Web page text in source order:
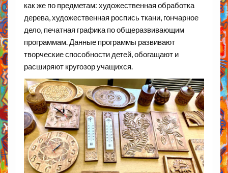
как же по предметам: художественная обработка
дерева, художественная роспись ткани, гончарное
дело, печатная графика по общеразвивающим
программам. Данные программы развивают
творческие способности детей, обогащают и
расширяют кругозор учащихся.